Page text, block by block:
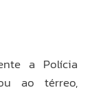
a Polícia
ao térreo,